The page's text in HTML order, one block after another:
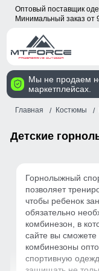
Оптовый поставщик
Минимальный заказ от
Мы не продаем
маркетплейсах.
Главная Костюмы
Детские
Горнолыжный
позволяет
чтобы ребенок
обязательно
комбинезон, в
сайте вы
комбинезоны
спортивную